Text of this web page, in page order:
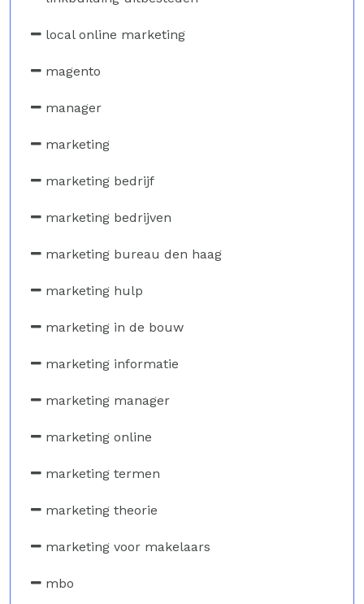
local online marketing
magento
manager
marketing
marketing bedrijf
marketing bedrijven
marketing bureau den haag
marketing hulp
marketing in de bouw
marketing informatie
marketing manager
marketing online
marketing termen
marketing theorie
marketing voor makelaars
mbo